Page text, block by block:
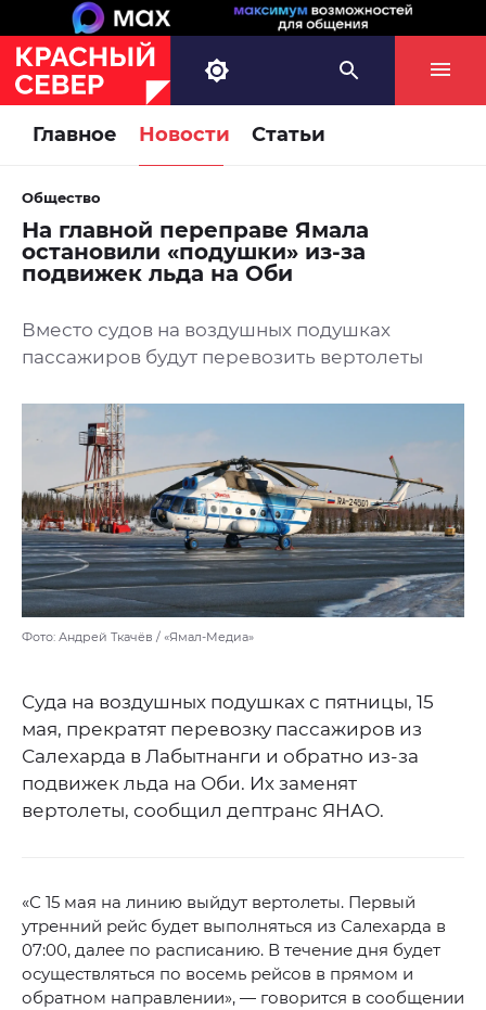
Главное Новости Статьи
Общество
На главной переправе Ямала
остановили «подушки» из-за
подвижек льда на Оби
Вместо судов на воздушных подушках
пассажиров будут перевозить вертолеты
Фото: Андрей Ткачёв / «Ямал-Медиа»
Суда на воздушных подушках с пятницы, 15
мая, прекратят перевозку пассажиров из
Салехарда в Лабытнанги и обратно из-за
подвижек льда на Оби. Их заменят
вертолеты, сообщил дептранс ЯНАО.
«С 15 мая на линию выйдут вертолеты. Первый
утренний рейс будет выполняться из Салехарда в
07:00, далее по расписанию. В течение дня будет
осуществляться по восемь рейсов в прямом и
обратном направлении», — говорится в сообщении